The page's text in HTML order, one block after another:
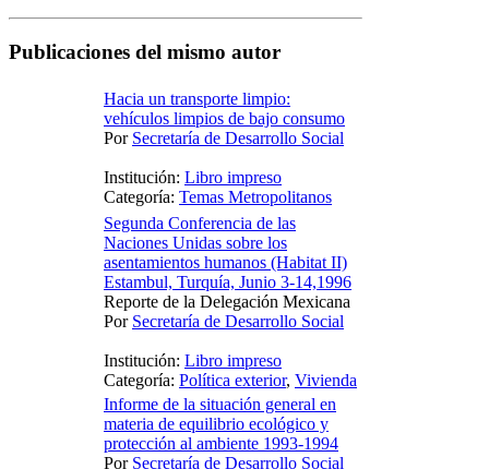
Publicaciones del mismo autor
Hacia un transporte limpio:
vehículos limpios de bajo consumo
Por Secretaría de Desarrollo Social
Institución: Libro impreso
Categoría: Temas Metropolitanos
Segunda Conferencia de las
Naciones Unidas sobre los
asentamientos humanos (Habitat II)
Estambul, Turquía, Junio 3-14,1996
Reporte de la Delegación Mexicana
Por Secretaría de Desarrollo Social
Institución: Libro impreso
Categoría: Política exterior, Vivienda
Informe de la situación general en
materia de equilibrio ecológico y
protección al ambiente 1993-1994
Por Secretaría de Desarrollo Social